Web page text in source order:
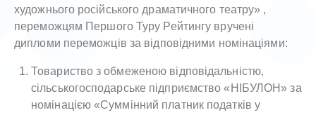
художнього російського драматичного театру» ,
переможцям Першого Туру Рейтингу вручені
дипломи переможців за відповідними номінаціями:
Товариство з обмеженою відповідальністю,
сільськогосподарське підприємство «НІБУЛОН» за
номінацією «Суммінний платник податків у